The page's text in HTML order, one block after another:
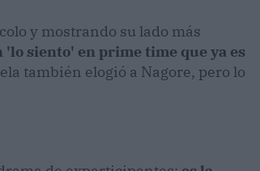
y mostrando su lado más
'lo siento' en prime time que ya es
también elogió a Nagore, pero lo